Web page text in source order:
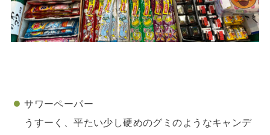
サワーペーパー
うすーく、平たい少し硬めのグミのようなキャンデ